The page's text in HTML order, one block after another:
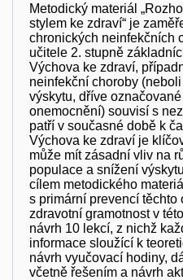
Metodický materiál
stylem ke zdraví“ je
chronických neinfekčních
učitele 2. stupně
Výchova ke zdraví,
neinfekční choroby
výskytu, dříve
onemocnění) souvisí s
patří v současné době k
Výchova ke zdraví je
může mít zásadní vliv na
populace a snížení
cílem metodického
s primární prevencí
zdravotní gramotnost v
návrh 10 lekcí, z nichž
informace sloužící k
návrh vyučovací hodiny,
včetně řešením a návrh